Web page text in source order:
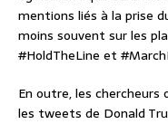
mentions liés à la prise
moins souvent sur les
#HoldTheLine et
En outre, les
les tweets de Donald